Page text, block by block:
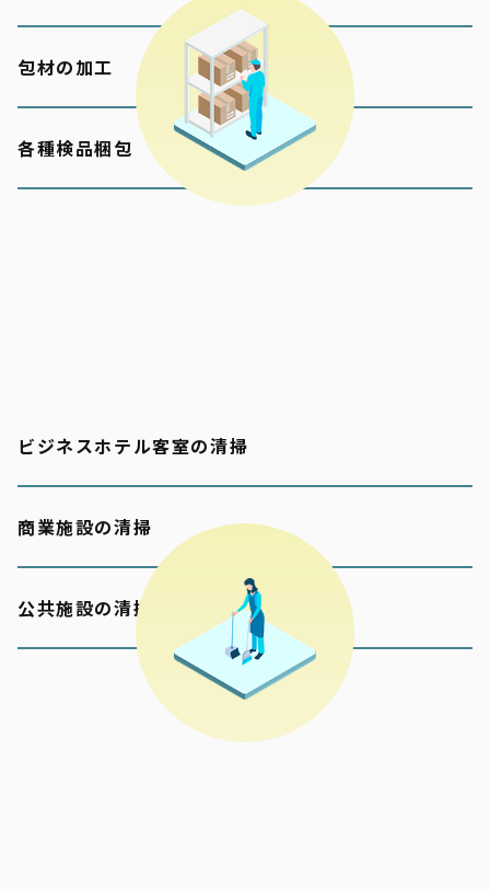
包材の加工
各種検品梱包
ビジネスホテル客室の清掃
商業施設の清掃
公共施設の清掃